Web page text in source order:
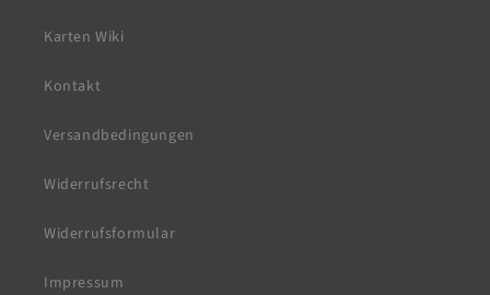
Karten Wiki
Kontakt
Versandbedingungen
Widerrufsrecht
Widerrufsformular
Impressum